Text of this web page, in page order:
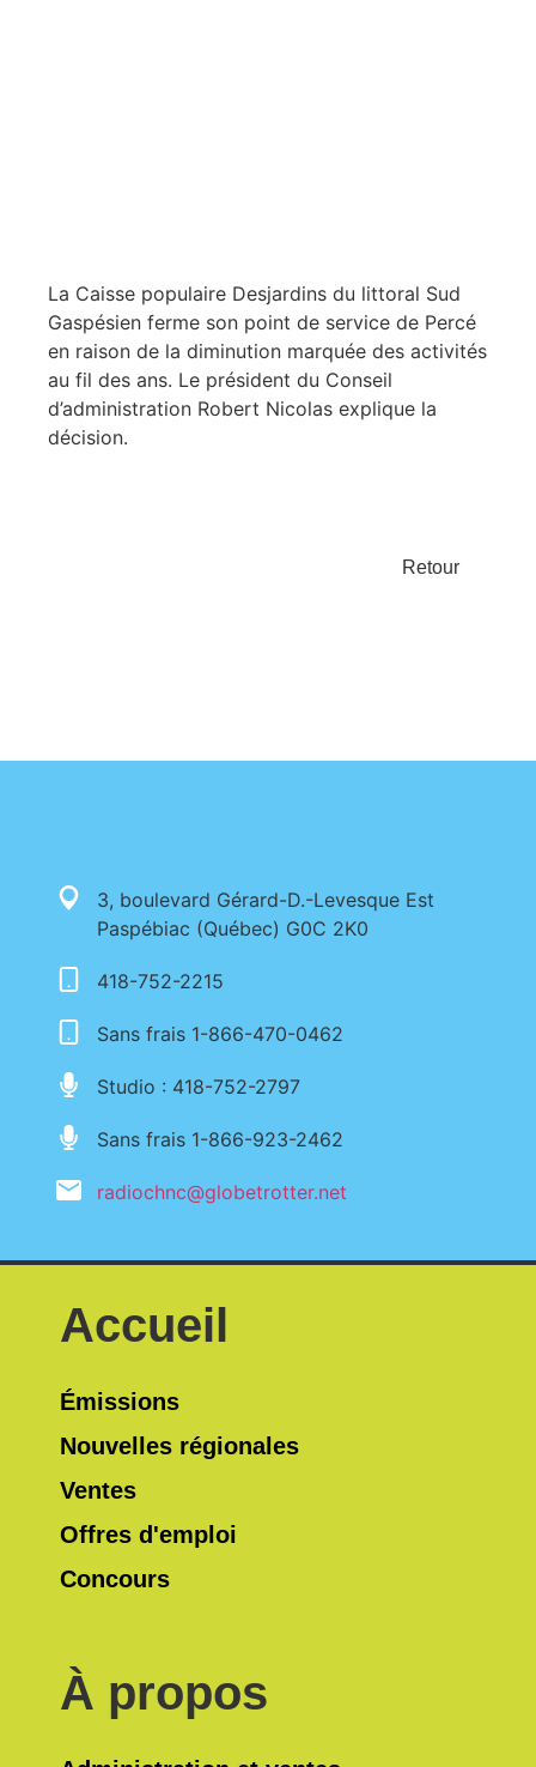
La Caisse populaire Desjardins du littoral Sud
Gaspésien ferme son point de service de Percé
en raison de la diminution marquée des activités
au fil des ans. Le président du Conseil
d’administration Robert Nicolas explique la
décision.
Retour
3, boulevard Gérard-D.-Levesque Est
Paspébiac (Québec) G0C 2K0
418-752-2215
Sans frais 1-866-470-0462
Studio : 418-752-2797
Sans frais 1-866-923-2462
radiochnc@globetrotter.net
Accueil
Émissions
Nouvelles régionales
Ventes
Offres d'emploi
Concours
À propos